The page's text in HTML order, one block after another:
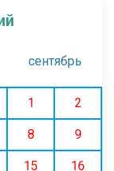
сентябрь
1 2
8 9
15 16